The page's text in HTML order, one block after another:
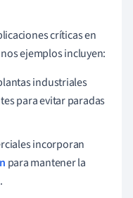
críticas en
ejemplos incluyen:
industriales
para evitar paradas
incorporan
para mantener la